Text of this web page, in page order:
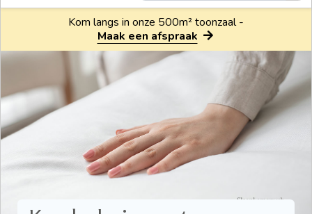
Kom langs in onze 500m² toonzaal -
Maak een afspraak